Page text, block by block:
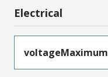
Electrical
voltageMaximum